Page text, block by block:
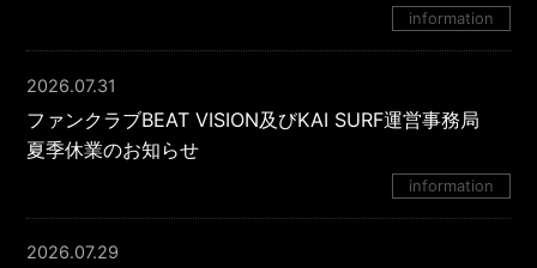
information
2026.07.31
ファンクラブBEAT VISION及びKAI SURF運営事務局
夏季休業のお知らせ
information
2026.07.29